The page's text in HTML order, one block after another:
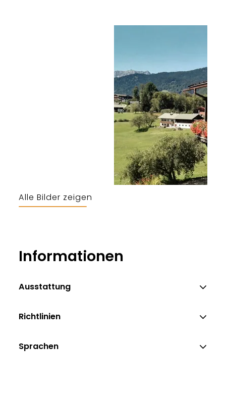
Alle Bilder zeigen
Informationen
Ausstattung
Richtlinien
Sprachen